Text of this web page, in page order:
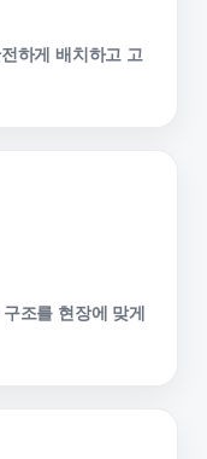
하게 배치하고 고
조를 현장에 맞게